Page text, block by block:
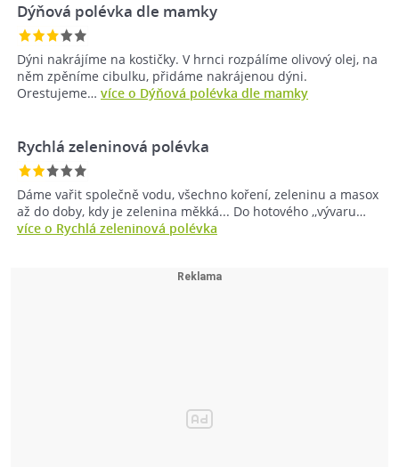
Dýňová polévka dle mamky
Dýni nakrájíme na kostičky. V hrnci rozpálíme olivový olej, na
něm zpěníme cibulku, přidáme nakrájenou dýni.
Orestujeme… více o Dýňová polévka dle mamky
Rychlá zeleninová polévka
Dáme vařit společně vodu, všechno koření, zeleninu a masox
až do doby, kdy je zelenina měkká... Do hotového ,,vývaru…
více o Rychlá zeleninová polévka